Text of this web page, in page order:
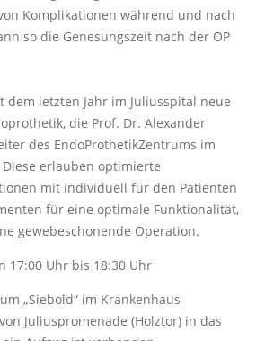
Komplikationen während und nach
so die Genesungszeit nach der OP
dem letzten Jahr im Juliusspital neue
die Prof. Dr. Alexander
des EndoProthetikZentrums im
erlauben optimierte
mit individuell für den Patienten
für eine optimale Funktionalität,
gewebeschonende Operation.
17:00 Uhr bis 18:30 Uhr
„Siebold“ im Krankenhaus
Juliuspromenade (Holztor) in das